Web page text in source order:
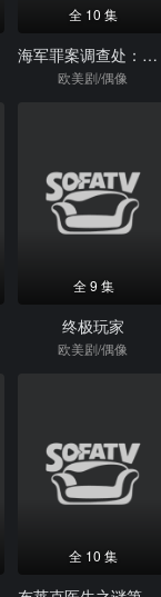
全 10 集
海军罪案调查处：欧洲喋血篇
欧美剧/偶像
全 9 集
终极玩家
欧美剧/偶像
全 10 集